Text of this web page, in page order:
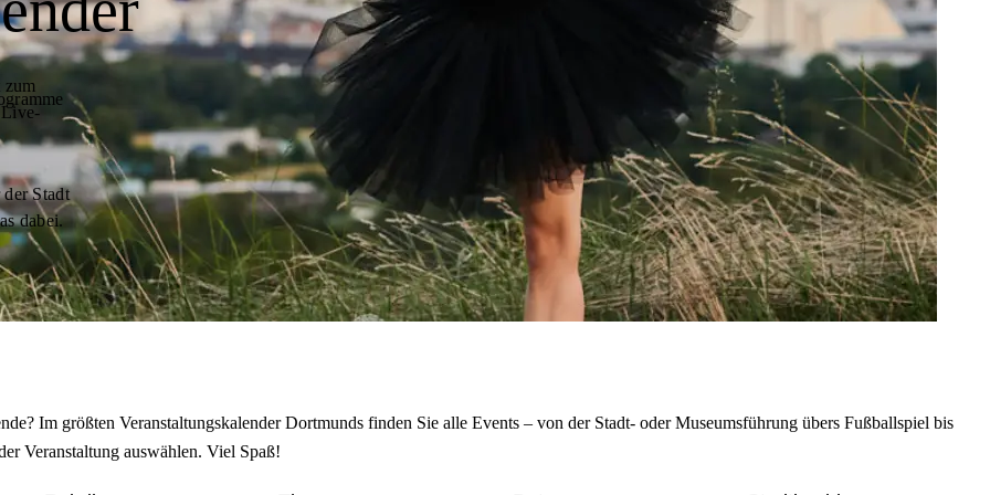
Live-
Stadt
dabei.
Im größten Veranstaltungskalender Dortmunds finden Sie alle Events – von der Stadt- oder Museumsführung übers Fußballspiel bis
Veranstaltung auswählen. Viel Spaß!